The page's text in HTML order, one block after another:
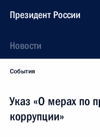
Президент России
Новости
События
Указ «О мерах по
коррупции»